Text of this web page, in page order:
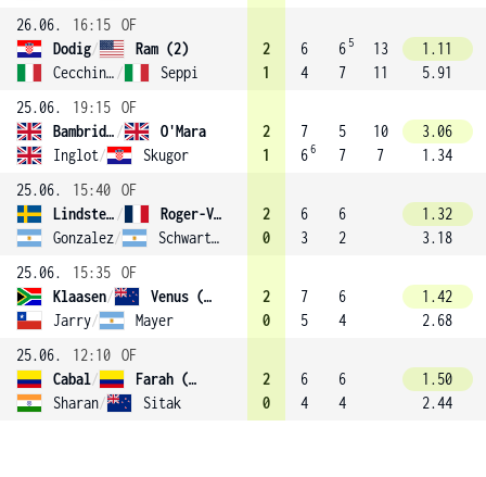
26.06.
16:15 OF
Dodig/
Ram (2)
Cecchinato / Seppi
2
1
6
4
6 5
7
13
11
1.11
5.91
25.06.
19:15 OF
Bambridge /
O'Mara
Inglot/ Skugor
2
1
7
66
5
7
10
7
3.06
1.34
25.06.
15:40 OF
Lindstedt /
Roger-Vasselin
Gonzalez/ Schwartzman
2
0
6
3
6
2
1.32
3.18
25.06.
15:35 OF
Klaasen/
Venus (3)
Jarry/ Mayer
2
0
7
5
6
4
1.42
2.68
25.06.
12:10 OF
Cabal/
Farah (1)
Sharan/ Sitak
2
0
6
4
6
4
1.50
2.44